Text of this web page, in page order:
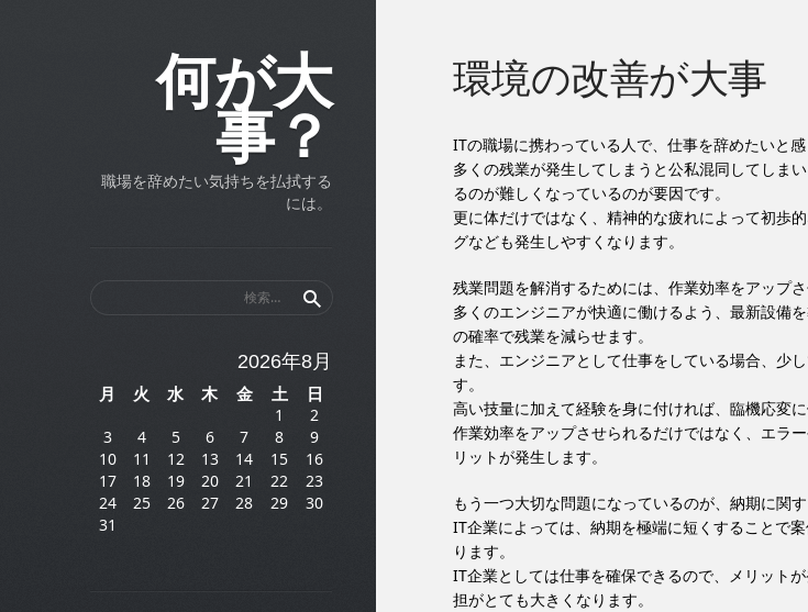
何が大
事？
職場を辞めたい気持ちを払拭する
には。
環境の改善が大事
ITの職場に携わっている人で、仕事を辞めたいと
多くの残業が発生してしまうと公私混同してしま
るのが難しくなっているのが要因です。
更に体だけではなく、精神的な疲れによって初歩
グなども発生しやすくなります。
残業問題を解消するためには、作業効率をアップさ
多くのエンジニアが快適に働けるよう、最新設備
の確率で残業を減らせます。
また、エンジニアとして仕事をしている場合、少
す。
高い技量に加えて経験を身に付ければ、臨機応変に
作業効率をアップさせられるだけではなく、エラ
リットが発生します。
もう一つ大切な問題になっているのが、納期に関す
IT企業によっては、納期を極端に短くすることで
ります。
IT企業としては仕事を確保できるので、メリット
担がとても大きくなります。
2026年8月
月
火 水 木 金 土 日
1
2
3
4 5 6 7 8
9
10
11 12 13 14 15
16
17
18 19 20 21 22
23
24
25 26 27 28 29
30
31